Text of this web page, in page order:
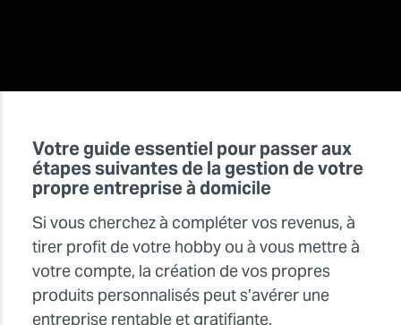
Votre guide essentiel pour passer aux
étapes suivantes de la gestion de votre
propre entreprise à domicile
Si vous cherchez à compléter vos revenus, à
tirer profit de votre hobby ou à vous mettre à
votre compte, la création de vos propres
produits personnalisés peut s’avérer une
entreprise rentable et gratifiante.